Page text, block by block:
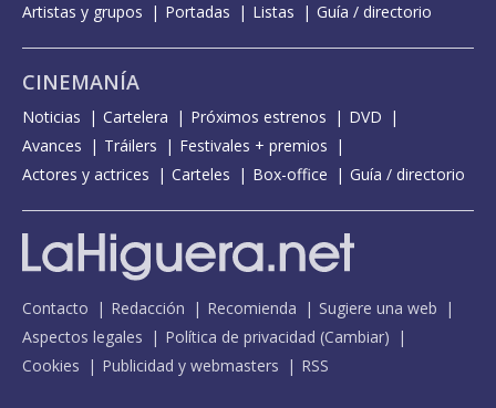
Artistas y grupos
Portadas Listas Guía / directorio
CINEMANÍA
Noticias Cartelera Próximos estrenos
DVD
Avances
Tráilers
Festivales + premios
Actores y actrices
Carteles Box-office Guía / directorio
Contacto Redacción Recomienda
Sugiere una web
Aspectos legales
Política de privacidad (Cambiar)
Cookies
Publicidad y webmasters RSS